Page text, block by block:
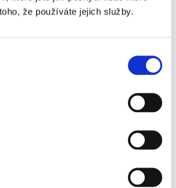
že používáte jejich služby.